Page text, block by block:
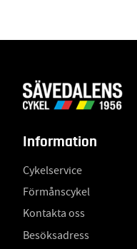
Information
Cykelservice
Förmånscykel
Kontakta oss
Besöksadress